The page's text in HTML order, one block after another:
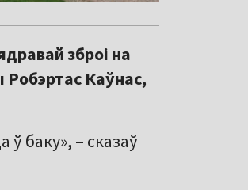
зброі на
Робэртас Каўнас,
баку», – сказаў